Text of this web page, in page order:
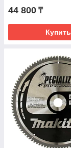
44 800 ₸
Купить